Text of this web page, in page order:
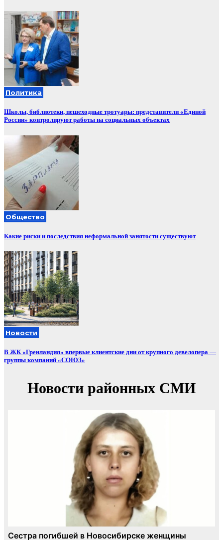
Политика
Школы, библиотеки, пешеходные тротуары: представители «Единой
России» контролируют работы на социальных объектах
Общество
Какие риски и последствия неформальной занятости существуют
Новости
В ЖК «Гренландия» впервые клиентские дни от крупного девелопера —
группы компаний «СОЮЗ»